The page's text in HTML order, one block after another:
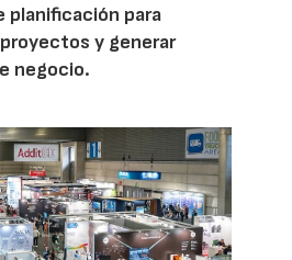
planificación para
y generar
negocio.